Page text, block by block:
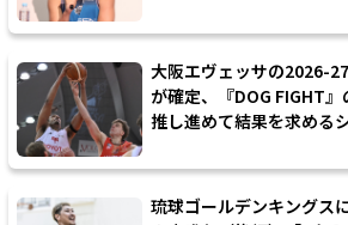
大阪エヴェッサの2026-
が確定、『DOG FIGHT
推し進めて結果を求める
琉球ゴールデンキングス